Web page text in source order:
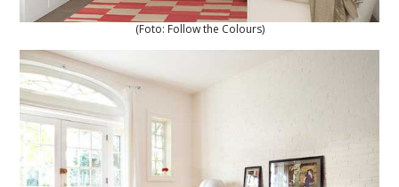
(Foto: Follow the Colours)